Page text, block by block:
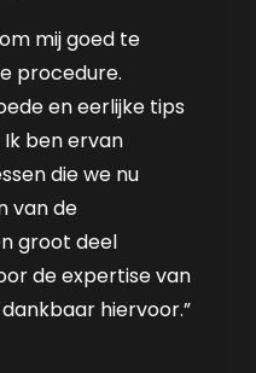
mij goed te
procedure.
en eerlijke tips
ben ervan
die we nu
van de
groot deel
de expertise van
hiervoor.”